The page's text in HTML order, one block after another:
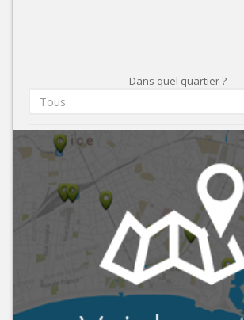
Dans quel quartier ?
Tous